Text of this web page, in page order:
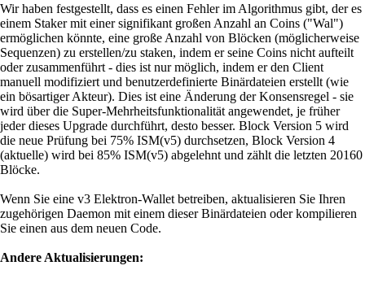
Wir haben festgestellt, dass es einen Fehler im Algorithmus gibt, der es
einem Staker mit einer signifikant großen Anzahl an Coins ("Wal")
ermöglichen könnte, eine große Anzahl von Blöcken (möglicherweise
Sequenzen) zu erstellen/zu staken, indem er seine Coins nicht aufteilt
oder zusammenführt - dies ist nur möglich, indem er den Client
manuell modifiziert und benutzerdefinierte Binärdateien erstellt (wie
ein bösartiger Akteur). Dies ist eine Änderung der Konsensregel - sie
wird über die Super-Mehrheitsfunktionalität angewendet, je früher
jeder dieses Upgrade durchführt, desto besser. Block Version 5 wird
die neue Prüfung bei 75% ISM(v5) durchsetzen, Block Version 4
(aktuelle) wird bei 85% ISM(v5) abgelehnt und zählt die letzten 20160
Blöcke.
Wenn Sie eine v3 Elektron-Wallet betreiben, aktualisieren Sie Ihren
zugehörigen Daemon mit einem dieser Binärdateien oder kompilieren
Sie einen aus dem neuen Code.
Andere Aktualisierungen: